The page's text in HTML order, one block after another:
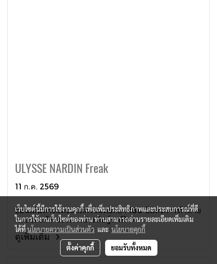
ULYSSE NARDIN Freak
11 ก.ค. 2569
ย้อนเส้นทางแห่งนวัตกรรมตอกย้ำ 180 ปีแห่งการท้าทาย
กรอบดั้งเดิมของการประดิษฐ์นาฬิกา
ดูเพิ่มเติม
เว็บไซต์นี้มีการใช้งานคุกกี้ เพื่อเพิ่มประสิทธิภาพและประสบการณ์ที่ดี
ในการใช้งานเว็บไซต์ของท่าน ท่านสามารถอ่านรายละเอียดเพิ่มเติม
ได้ที่นโยบายความเป็นส่วนตัว และ นโยบายคุกกี้
ตั้งค่าคุกกี้ ยอมรับทั้งหมด